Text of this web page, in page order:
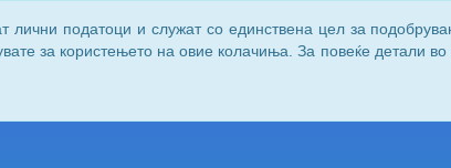
лични податоци и служат со единствена цел за
за користењето на овие колачиња. За повеќе детали